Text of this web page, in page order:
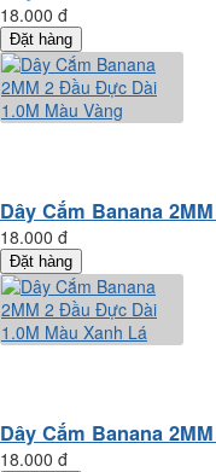
18.000 đ
Đặt hàng
Dây Cắm Banana
18.000 đ
Đặt hàng
Dây Cắm Banana
18.000 đ